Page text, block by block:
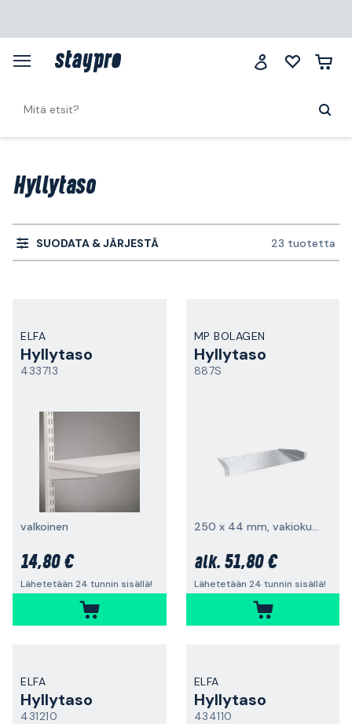
Hyllytaso
SUODATA & JÄRJESTÄ 23 tuotetta
ELFA
Hyllytaso
433713
valkoinen
14,80 €
Lähetetään 24 tunnin sisällä!
MP BOLAGEN
Hyllytaso
887S
250 x 44 mm, vakiokuormitus 5 kg
alk. 51,80 €
Lähetetään 24 tunnin sisällä!
ELFA
Hyllytaso
431210
ELFA
Hyllytaso
434110